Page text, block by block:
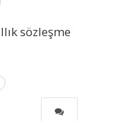
sözleşme